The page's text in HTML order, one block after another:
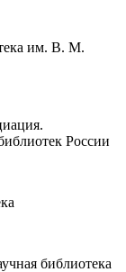
им. В. М.
России
библиотека